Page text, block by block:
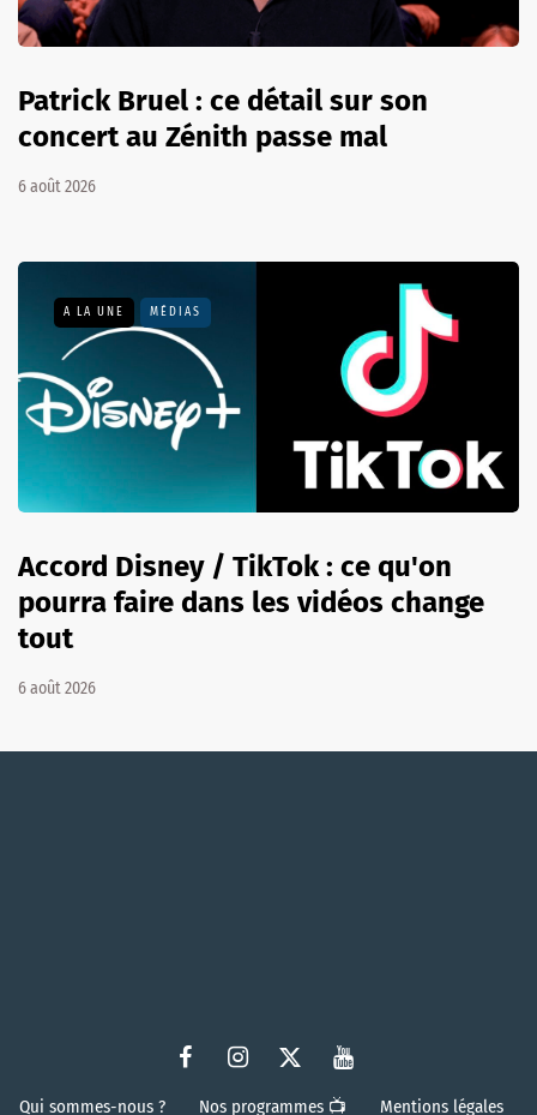
Patrick Bruel : ce détail sur son
concert au Zénith passe mal
6 août 2026
A LA UNE MÉDIAS
Accord Disney / TikTok : ce qu'on
pourra faire dans les vidéos change
tout
6 août 2026
Qui sommes-nous ? Nos programmes 📺 Mentions légales